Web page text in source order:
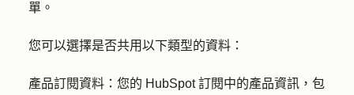
單。
您可以選擇是否共用以下類型的資料：
產品訂閱資料 ：您的 HubSpot 訂閱中的產品資訊，包